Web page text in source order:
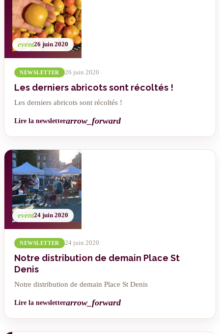
event26 juin 2020
NEWSLETTER 26 juin 2020
Les derniers abricots sont récoltés !
Les derniers abricots sont récoltés !
Lire la newsletterarrow_forward
event24 juin 2020
NEWSLETTER 24 juin 2020
Notre distribution de demain Place St
Denis
Notre distribution de demain Place St Denis
Lire la newsletterarrow_forward